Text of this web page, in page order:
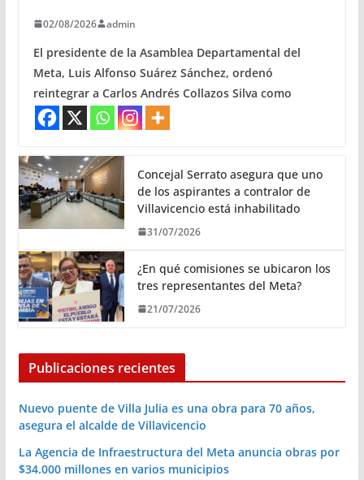
02/08/2026 admin
El presidente de la Asamblea Departamental del
Meta, Luis Alfonso Suárez Sánchez, ordenó
reintegrar a Carlos Andrés Collazos Silva como
Concejal Serrato asegura que uno
de los aspirantes a contralor de
Villavicencio está inhabilitado
31/07/2026
¿En qué comisiones se ubicaron los
tres representantes del Meta?
21/07/2026
Publicaciones recientes
Nuevo puente de Villa Julia es una obra para 70 años,
asegura el alcalde de Villavicencio
La Agencia de Infraestructura del Meta anuncia obras por
$34.000 millones en varios municipios